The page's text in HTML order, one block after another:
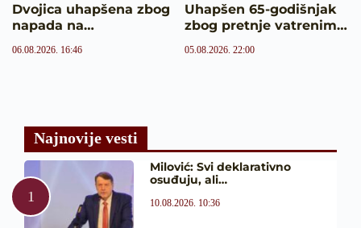
Dvojica uhapšena zbog
napada na…
06.08.2026. 16:46
Uhapšen 65-godišnjak
zbog pretnje vatrenim…
05.08.2026. 22:00
Najnovije vesti
Milović: Svi deklarativno
osuđuju, ali…
10.08.2026. 10:36